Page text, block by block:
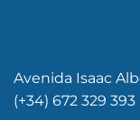
Avenida Isaac
(+34) 672 329